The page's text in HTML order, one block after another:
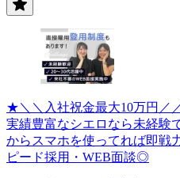
★＼＼入社祝金最大10万円／
実績豊富なシエロなら未経
からスマホを使ってれば即戦
ピード採用・WEB面談◎